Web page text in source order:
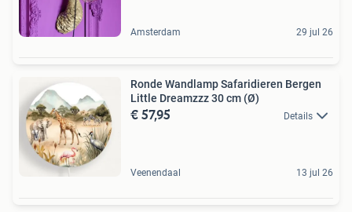
Amsterdam 29 jul 26
Ronde Wandlamp Safaridieren Bergen
Little Dreamzzz 30 cm (Ø)
€ 57,95 Details
Veenendaal 13 jul 26